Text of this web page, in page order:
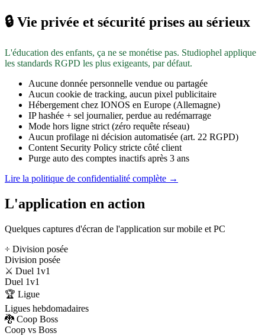
🔒 Vie privée et sécurité prises au sérieux
L'éducation des enfants, ça ne se monétise pas. Studiophel applique
les standards RGPD les plus exigeants, par défaut.
Aucune donnée personnelle vendue ou partagée
Aucun cookie de tracking, aucun pixel publicitaire
Hébergement chez IONOS en Europe (Allemagne)
IP hashée + sel journalier, perdue au redémarrage
Mode hors ligne strict (zéro requête réseau)
Aucun profilage ni décision automatisée (art. 22 RGPD)
Content Security Policy stricte côté client
Purge auto des comptes inactifs après 3 ans
Lire la politique de confidentialité complète →
L'application en action
Quelques captures d'écran de l'application sur mobile et PC
÷ Division posée
Division posée
⚔️ Duel 1v1
Duel 1v1
🏆 Ligue
Ligues hebdomadaires
🐉 Coop Boss
Coop vs Boss